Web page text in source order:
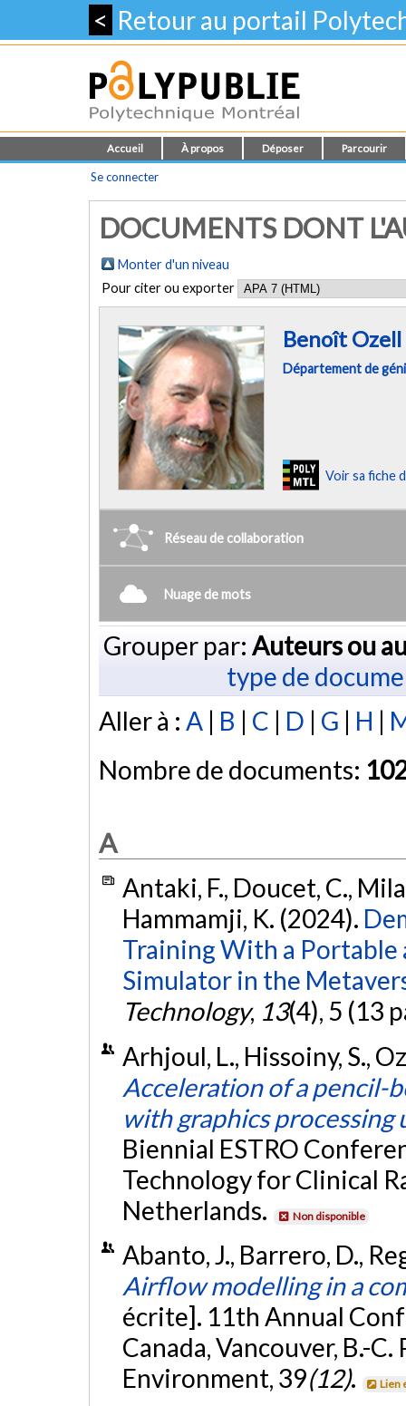
< Retour au portail
Accueil À propos Déposer Parcourir
Se connecter
DOCUMENTS DONT
Monter d'un niveau
Pour citer ou exporter
Benoît Ozell
Département de
Voir sa fiche
Réseau de collaboration
Nuage de mots
Grouper par: Auteurs ou
type de
Aller à : A | B | C | D | G | H |
Nombre de documents:
A
Antaki, F., Doucet, C.,
Hammamji, K. (2024).
Training With a
Simulator in the
Technology, 13(4), 5 (13
Arhjoul, L., Hissoiny, S.,
Acceleration of a pencil-
with graphics processing
Biennial ESTRO
Technology for Clinical
Netherlands.
Non disponible
Abanto, J., Barrero, D.,
Airflow modelling in a
écrite]. 11th Annual
Canada, Vancouver, B.-
Environment, 39(12). Lien